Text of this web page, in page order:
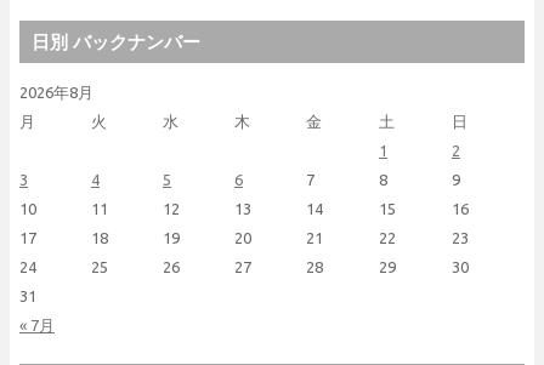
日別 バックナンバー
2026年8月
月
火 水 木 金 土 日
« 7月
1
2
3
4 5 6 7 8
9
10
11 12 13 14 15
16
17
18 19 20 21 22
23
24
25 26 27 28 29
30
31